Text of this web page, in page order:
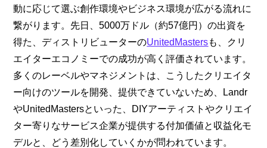
動に応じて選ぶ創作環境やビジネス環境が広がる流れに
繋がります。先日、5000万ドル（約57億円）の出資を
得た、ディストリビューターのUnitedMastersも、クリ
エイターエコノミーでの成功が高く評価されています。
多くのレーベルやマネジメントは、こうしたクリエイタ
ー向けのツールを開発、提供できていないため、Landr
やUnitedMastersといった、DIYアーティストやクリエイ
ター寄りなサービス企業が提供する付加価値と収益化モ
デルと、どう差別化していくかが問われています。